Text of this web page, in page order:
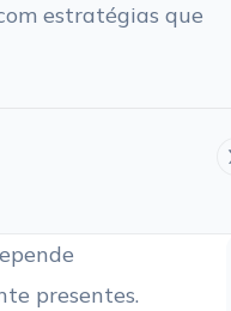
estratégias que
presentes.